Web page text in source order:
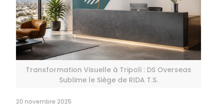
Transformation Visuelle à Tripoli : DS Overseas
Sublime le Siège de RIDA T.S.
20 novembre 2025